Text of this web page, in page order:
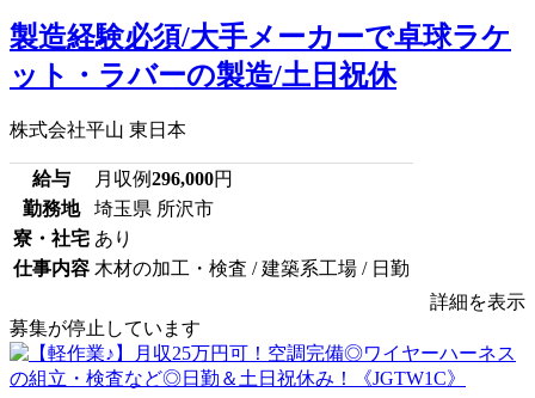
製造経験必須/大手メーカーで卓球ラケ
ット・ラバーの製造/土日祝休
株式会社平山 東日本
給与 月収例296,000円
勤務地
埼玉県 所沢市
寮・社宅 あり
仕事内容 木材の加工・検査 / 建築系工場 / 日勤
詳細を表示
募集が停止しています